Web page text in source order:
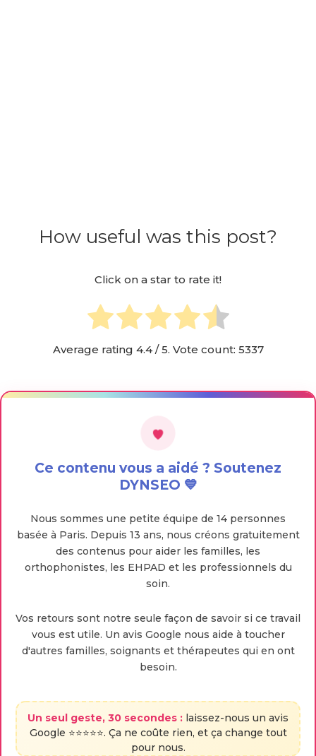
How useful was this post?
Click on a star to rate it!
Average rating 4.4/ 5. Vote count: 5337
Ce contenu vous a aidé ? Soutenez
DYNSEO 💙
Nous sommes une petite équipe de 14 personnes
basée à Paris. Depuis 13 ans, nous créons gratuitement
des contenus pour aider les familles, les
orthophonistes, les EHPAD et les professionnels du
soin.
Vos retours sont notre seule façon de savoir si ce travail
vous est utile. Un avis Google nous aide à toucher
d'autres familles, soignants et thérapeutes qui en ont
besoin.
Un seul geste, 30 secondes : laissez-nous un avis
Google ⭐⭐⭐⭐⭐. Ça ne coûte rien, et ça change tout
pour nous.